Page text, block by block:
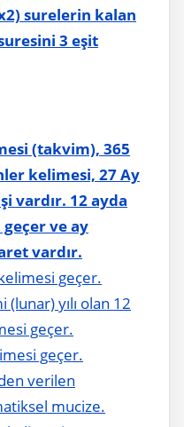
surelerin kalan
3 eşit
(takvim), 365
kelimesi, 27 Ay
vardır. 12 ayda
ve ay
vardır.
geçer.
(lunar) yılı olan 12
geçer.
geçer.
verilen
mucize.